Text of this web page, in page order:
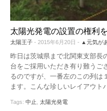
太陽光発電の設置の権利
太陽王子 - 2015年6月20日 - ▲元気が
昨日は茨城県まで北関東支部長
台をご採用いただき有り難うご
るのですが、一番左のこの列は
ます。こんな珍しいレイアウト
Tags: 中止 太陽光発電